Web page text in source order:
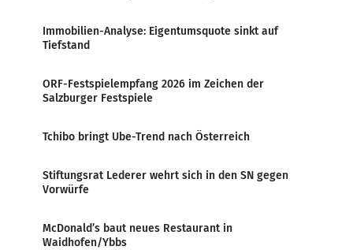
Immobilien-Analyse: Eigentumsquote sinkt auf
Tiefstand
ORF-Festspielempfang 2026 im Zeichen der
Salzburger Festspiele
Tchibo bringt Ube-Trend nach Österreich
Stiftungsrat Lederer wehrt sich in den SN gegen
Vorwürfe
McDonald’s baut neues Restaurant in
Waidhofen/Ybbs